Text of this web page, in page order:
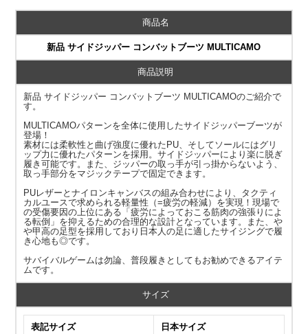
商品名
新品 サイドジッパー コンバットブーツ MULTICAMO
商品説明
新品 サイドジッパー コンバットブーツ MULTICAMOのご紹介で
す。
MULTICAMOパターンを全体に使用したサイドジッパーブーツが
登場！
素材には柔軟性と曲げ強度に優れたPU、そしてソールにはグリ
ップ力に優れたパターンを採用。サイドジッパーにより楽に脱ぎ
履き可能です。また、ジッパーの取っ手が引っ掛からないよう、
取っ手部分をマジックテープで固定できます。
PUレザーとナイロンキャンバスの組み合わせにより、タクティ
カルユースで求められる軽量性（=疲労の軽減）を実現！現場で
の受傷要因の上位にある「疲労によっておこる筋肉の強張りによ
る転倒」を抑えるための合理的な設計となっています。また、や
や甲高の足型を採用しており日本人の足に適したサイジングで履
き心地も◎です。
サバイバルゲームは勿論、普段履きとしてもお勧めできるアイテ
ムです。
サイズ
表記サイズ 日本サイズ